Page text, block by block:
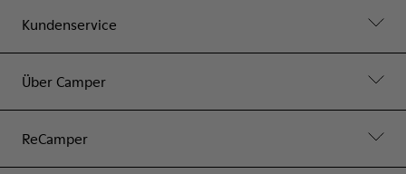
Kundenservice
Über Camper
ReCamper